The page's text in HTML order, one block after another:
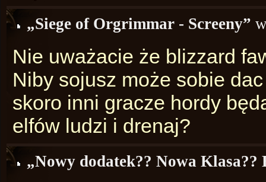
„Siege of Orgrimmar - Screeny”
Nie uważacie że blizzard
Niby sojusz może sobie
skoro inni gracze hordy
elfów ludzi i drenaj?
„Nowy dodatek?? Nowa Klasa??